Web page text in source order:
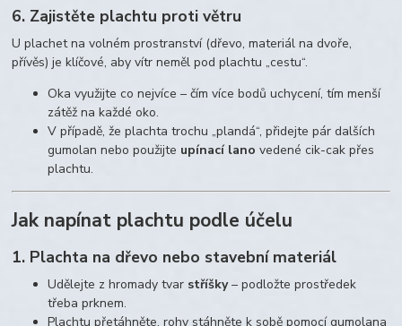
6. Zajistěte plachtu proti větru
U plachet na volném prostranství (dřevo, materiál na dvoře,
přívěs) je klíčové, aby vítr neměl pod plachtu „cestu“.
Oka využijte co nejvíce – čím více bodů uchycení, tím menší
zátěž na každé oko.
V případě, že plachta trochu „plandá“, přidejte pár dalších
gumolan nebo použijte upínací lano vedené cik-cak přes
plachtu.
Jak napínat plachtu podle účelu
1. Plachta na dřevo nebo stavební materiál
Udělejte z hromady tvar stříšky– podložte prostředek
třeba prknem.
Plachtu přetáhněte, rohy stáhněte k sobě pomocí gumolana